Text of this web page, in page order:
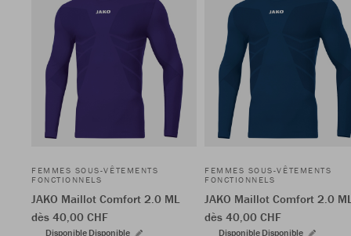
FEMMES SOUS-VÊTEMENTS
FONCTIONNELS
JAKO Maillot Comfort 2.0 ML
dès 40,00 CHF
Disponible Disponible
FEMMES SOUS-VÊTEMENTS
FONCTIONNELS
JAKO Maillot Comfort 2.0
dès 40,00 CHF
Disponible Disponible